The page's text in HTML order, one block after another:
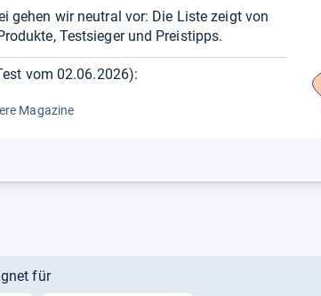
gehen wir neutral vor: Die Liste zeigt von
Testsieger und Preistipps.
vom 02.06.2026):
Magazine
für